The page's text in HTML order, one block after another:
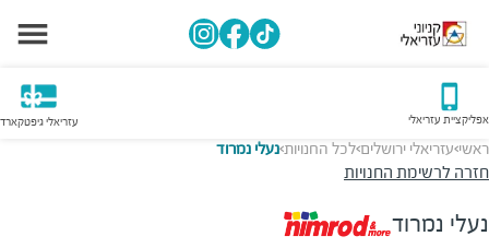
אפליקציית עזריאלי עזריאלי גיפטקארד
ראשי>עזריאלי ירושלים>לכל החנויות>נעלי נמרוד
חזרה לרשימת החנויות
נעלי נמרוד